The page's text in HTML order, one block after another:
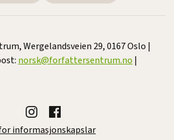
Wergelandsveien 29, 0167 Oslo |
norsk@forfattersentrum.no |
informasjonskapslar